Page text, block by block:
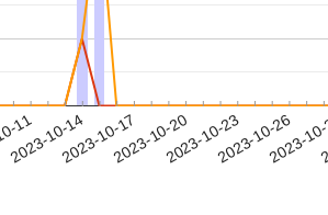
11
2023-10-142023-10-172023-10-202023-10-232023-10-26
2023-